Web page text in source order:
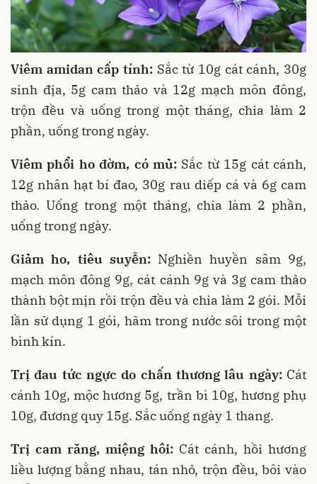
Viêm amidan cấp tính: Sắc từ 10g cát cánh, 30g
sinh địa, 5g cam thảo và 12g mạch môn đông,
trộn đều và uống trong một tháng, chia làm 2
phần, uống trong ngày.
Viêm phổi ho đờm, có mủ: Sắc từ 15g cát cánh,
12g nhân hạt bí đao, 30g rau diếp cá và 6g cam
thảo. Uống trong một tháng, chia làm 2 phần,
uống trong ngày.
Giảm ho, tiêu suyễn:Nghiền huyền sâm 9g,
mạch môn đông 9g, cát cánh 9g và 3g cam thảo
thành bột mịn rồi trộn đều và chia làm 2 gói. Mỗi
lần sử dụng 1 gói, hãm trong nước sôi trong một
bình kín.
Trị đau tức ngực do chấn thương lâu ngày:Cát
cánh 10g, mộc hương 5g, trần bì 10g, hương phụ
10g, đương quy 15g. Sắc uống ngày 1 thang.
Trị cam răng, miệng hôi: Cát cánh, hồi hương
liều lượng bằng nhau, tán nhỏ, trộn đều, bôi vào